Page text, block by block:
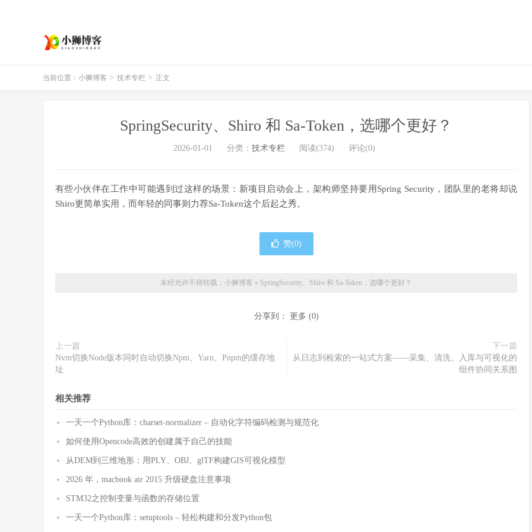
当前位置： 小狮博客 > 技术专栏 > 正文
SpringSecurity、Shiro 和 Sa-Token，选哪个更好？
2026-01-01 分类： 技术专栏 阅读(374) 评论(0)
有些小伙伴在工作中可能遇到过这样的场景：新项目启动会上，架构师坚持要用Spring Security，团队里的老将却说
Shiro更简单实用，而年轻的同事则力荐Sa-Token这个后起之秀。
赞(0)
未经允许不得转载： 小狮博客 » SpringSecurity、Shiro 和 Sa-Token，选哪个更好？
分享到： 更多 (0)
上一篇
Nvm切换Node版本同时自动切换Npm、Yarn、Pnpm的缓存地
址
下一篇
从日志到检索的一站式方案——采集、清洗、入库与可视化的
组件协同关系图
相关推荐
一天一个Python库：charset-normalizer – 自动化字符编码检测与规范化
如何使用Opencode高效的创建属于自己的技能
从DEM到三维地形：用PLY、OBJ、glTF构建GIS可视化模型
2026 年，macbook air 2015 升级硬盘注意事项
STM32之控制变量与函数的存储位置
一天一个Python库：setuptools – 轻松构建和分发Python包